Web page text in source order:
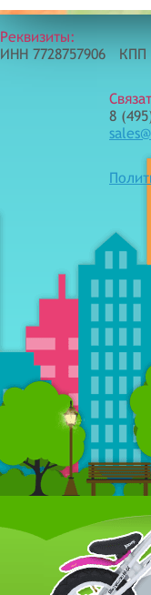
Реквизиты:
ИНН 7728757906 КПП
8